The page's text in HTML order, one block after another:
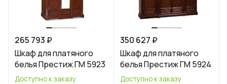
265 793 ₽
Шкаф для платяного
белья Престиж ГМ 5923
Доступно к заказу
350 627 ₽
Шкаф для платяного
белья Престиж ГМ 5924
Доступно к заказу